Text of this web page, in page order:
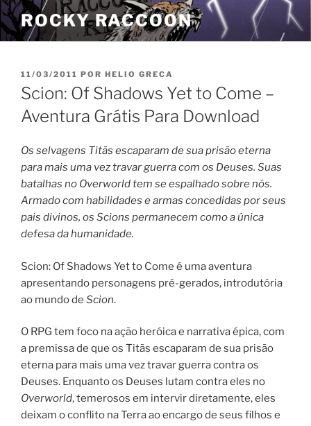
Pular
para
o
ROCKY RACCOON
PUBLICADO
EM
11/03/2011 POR HELIO GRECA
Scion: Of Shadows Yet to Come –
Aventura Grátis Para Download
Os selvagens Titãs escaparam de sua prisão eterna
para mais uma vez travar guerra com os Deuses. Suas
batalhas no Overworld tem se espalhado sobre nós.
Armado com habilidades e armas concedidas por seus
pais divinos, os Scions permanecem como a única
defesa da humanidade.
Scion: Of Shadows Yet to Come é uma aventura
apresentando personagens pré-gerados, introdutória
ao mundo de Scion.
O RPG tem foco na ação heróica e narrativa épica, com
a premissa de que os Titãs escaparam de sua prisão
eterna para mais uma vez travar guerra contra os
Deuses. Enquanto os Deuses lutam contra eles no
Overworld, temerosos em intervir diretamente, eles
deixam o conflito na Terra ao encargo de seus filhos e